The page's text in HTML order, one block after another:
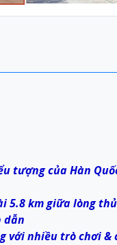
tượng của Hàn
5.8 km giữa lòng
dẫn
với nhiều trò chơi